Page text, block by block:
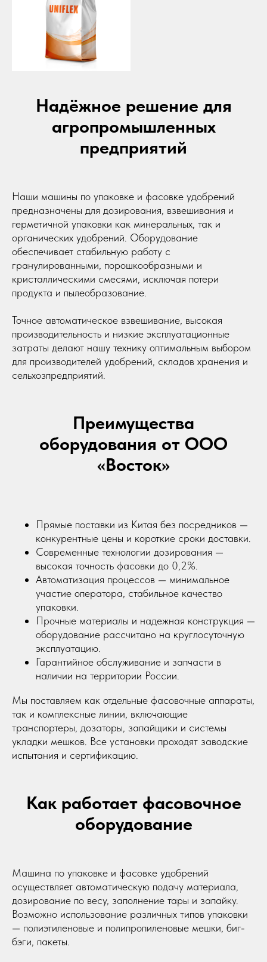
Надёжное решение для
агропромышленных
предприятий
Наши машины по упаковке и фасовке удобрений
предназначены для дозирования, взвешивания и
герметичной упаковки как минеральных, так и
органических удобрений. Оборудование
обеспечивает стабильную работу с
гранулированными, порошкообразными и
кристаллическими смесями, исключая потери
продукта и пылеобразование.
Точное автоматическое взвешивание, высокая
производительность и низкие эксплуатационные
затраты делают нашу технику оптимальным выбором
для производителей удобрений, складов хранения и
сельхозпредприятий.
Преимущества
оборудования от ООО
«Восток»
Прямые поставки из Китая без посредников —
конкурентные цены и короткие сроки доставки.
Современные технологии дозирования —
высокая точность фасовки до 0,2%.
Автоматизация процессов — минимальное
участие оператора, стабильное качество
упаковки.
Прочные материалы и надежная конструкция —
оборудование рассчитано на круглосуточную
эксплуатацию.
Гарантийное обслуживание и запчасти в
наличии на территории России.
Мы поставляем как отдельные фасовочные аппараты,
так и комплексные линии, включающие
транспортеры, дозаторы, запайщики и системы
укладки мешков. Все установки проходят заводские
испытания и сертификацию.
Как работает фасовочное
оборудование
Машина по упаковке и фасовке удобрений
осуществляет автоматическую подачу материала,
дозирование по весу, заполнение тары и запайку.
Возможно использование различных типов упаковки
— полиэтиленовые и полипропиленовые мешки, биг-
бэги, пакеты.
dongfang2309@gamil.com
690 021, Приморский край, г. Владивосток,
+79841517880
+79024801579
Политика конфиденциальности
©2023-2026 ООО «ВОСТОК» Все права защищены